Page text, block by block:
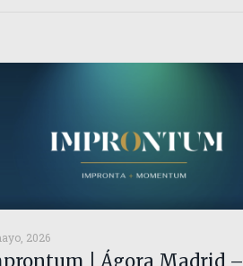
2026
| Ágora Madrid –